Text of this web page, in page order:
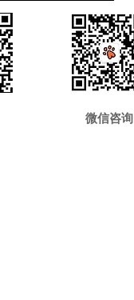
​微信咨询